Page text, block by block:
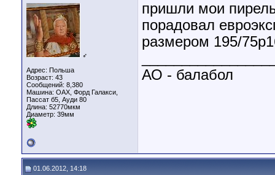
♂
Адрес: Польша
Возраст: 43
Сообщений: 8,380
Машина: ОАХ, Форд Галакси,
Пассат б5, Ауди 80
Длина: 52770мкм
Диаметр: 39мм
пришли мои
порадовал
размером 195/
АО - балабол
01.06.2012, 14:18